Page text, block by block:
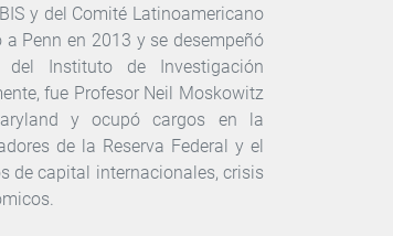
y del Comité Latinoamericano
Penn en 2013 y se desempeñó
del Instituto de Investigación
fue Profesor Neil Moskowitz
y ocupó cargos en la
de la Reserva Federal y el
de capital internacionales, crisis